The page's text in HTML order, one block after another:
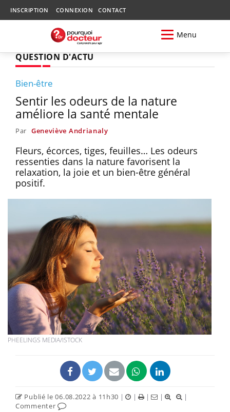
INSCRIPTION CONNEXION CONTACT
Menu
QUESTION D'ACTU
Bien-être
Sentir les odeurs de la nature
améliore la santé mentale
Par Geneviève Andrianaly
Fleurs, écorces, tiges, feuilles… Les odeurs
ressenties dans la nature favorisent la
relaxation, la joie et un bien-être général
positif.
PHEELINGS MEDIA/ISTOCK
Publié le 06.08.2022 à 11h30 | | | |
|
Commenter